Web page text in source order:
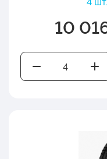
10